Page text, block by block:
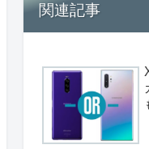
関連記事